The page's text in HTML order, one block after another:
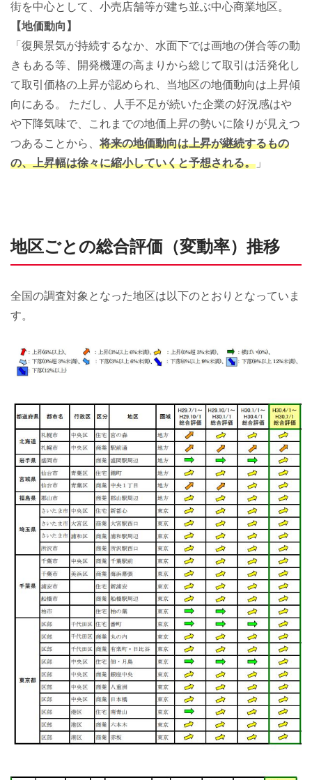
街を中心として、小売店舗等が建ち並ぶ中心商業地区。
【地価動向】
「復興景気が持続するなか、水面下では画地の併合等の動
きもある等、開発機運の高まりから総じて取引は活発化し
て取引価格の上昇が認められ、当地区の地価動向は上昇傾
向にある。 ただし、人手不足が続いた企業の好況感はや
や下降気味で、これまでの地価上昇の勢いに陰りが見えつ
つあることから、将来の地価動向は上昇が継続するもの
の、上昇幅は徐々に縮小していくと予想される。 」
地区ごとの総合評価（変動率）推移
全国の調査対象となった地区は以下のとおりとなっていま
す。